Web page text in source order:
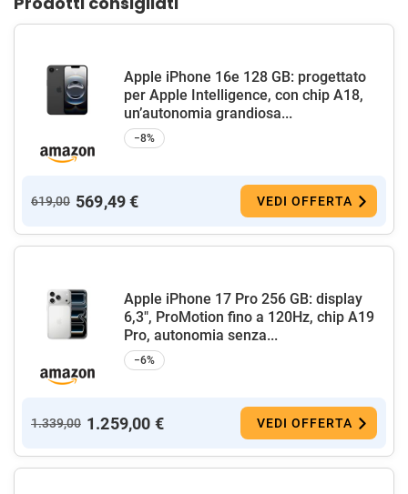
Apple iPhone 16e 128 GB: progettato
per Apple Intelligence, con chip A18,
un’autonomia grandiosa...
−8%
619,00 569,49 € VEDI OFFERTA
Apple iPhone 17 Pro 256 GB: display
6,3", ProMotion fino a 120Hz, chip A19
Pro, autonomia senza...
−6%
1.339,00 1.259,00 € VEDI OFFERTA